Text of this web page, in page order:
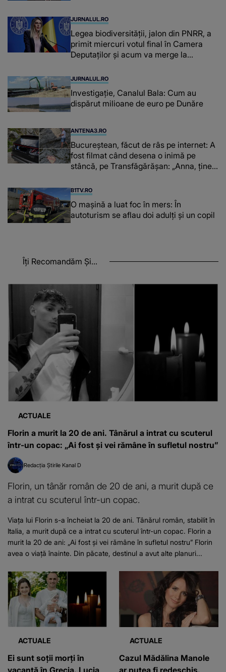
JURNALUL.RO
Legea biodiversității, jalon din PNRR, a
primit miercuri votul final în Camera
Deputaților și acum va merge la
JURNALUL.RO
Investigație, Canalul Bala: Cum au
dispărut milioane de euro pe Dunăre
ANTENA3.RO
Bucureștean, făcut de râs pe internet: A
fost filmat când desena o inimă pe
stâncă, pe Transfăgărășan: „Anna, ține-
B1TV.RO
O maşină a luat foc în mers: În
autoturism se aflau doi adulți și un copil
Îți Recomandăm Și...
ACTUALE
Florin a murit la 20 de ani. Tânărul a intrat cu scuterul
într-un copac: „Ai fost și vei rămâne în sufletul nostru”
Redacția Știrile Kanal D
Florin, un tânăr român de 20 de ani, a murit după ce
a intrat cu scuterul într-un copac.
Viața lui Florin s-a încheiat la 20 de ani. Tânărul român, stabilit în
Italia, a murit după ce a intrat cu scuterul într-un copac. Florin a
murit la 20 de ani: „Ai fost și vei rămâne în sufletul nostru” Florin
avea o viață înainte. Din păcate, destinul a avut alte planuri...
ACTUALE
Ei sunt soții morți în
ACTUALE
Cazul Mădălina Manole